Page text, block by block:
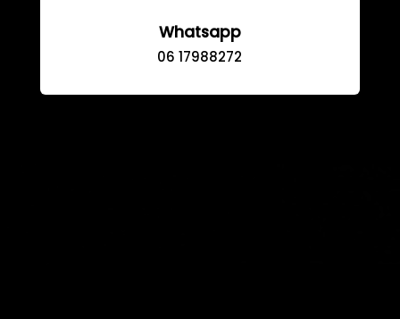
Whatsapp
06 17988272